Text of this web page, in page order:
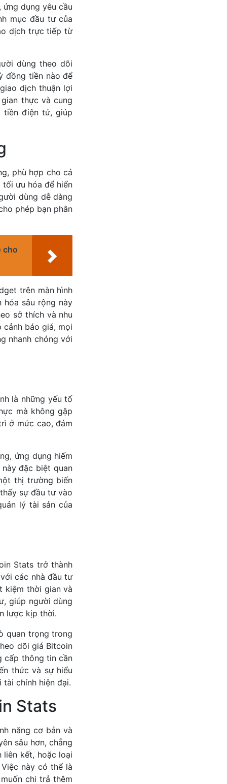
dụng yêu cầu
mục đầu tư của
dịch trực tiếp từ
dùng theo dõi
đồng tiền nào để
dịch thuận lợi
thực và cung
điện tử, giúp
phù hợp cho cả
ưu hóa để hiển
dùng dễ dàng
phép bạn phân
cho
trên màn hình
sâu rộng này
sở thích và nhu
báo giá, mọi
nhanh chóng với
là những yếu tố
mà không gặp
ở mức cao, đảm
ứng dụng hiếm
đặc biệt quan
thị trường biến
sự đầu tư vào
lý tài sản của
Stats trở thành
các nhà đầu tư
kiệm thời gian và
giúp người dùng
lược kịp thời.
quan trọng trong
dõi giá Bitcoin
cấp thông tin cần
thức và sự hiểu
chính hiện đại.
Stats
năng cơ bản và
sâu hơn, chẳng
liên kết, hoặc loại
này có thể là
chi trả thêm